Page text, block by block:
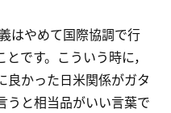
はやめて国際協調で行
です。こういう時に，
良かった日米関係がガタ
うと相当品がいい言葉で